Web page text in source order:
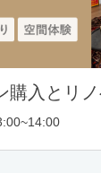
購入とリ